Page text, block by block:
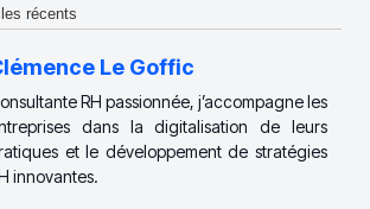
récents
Le Goffic
RH passionnée, j’accompagne les
dans la digitalisation de leurs
et le développement de stratégies
innovantes.